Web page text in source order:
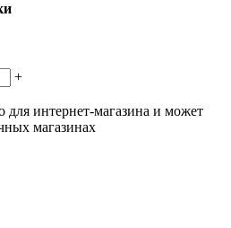
+
для интернет-магазина и может
магазинах